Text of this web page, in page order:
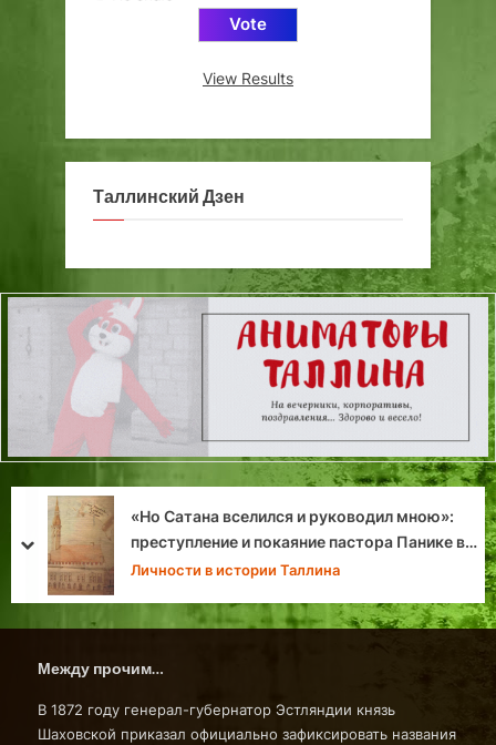
View Results
Таллинский Дзен
Эстонская армия глазами русского солдата
Интеграция и порох
prev
next
Между прочим…
В 1872 году генерал-губернатор Эстляндии князь
Шаховской приказал официально зафиксировать названия